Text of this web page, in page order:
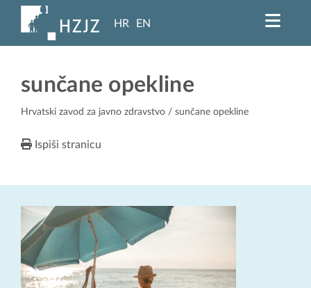
HR EN
sunčane opekline
Hrvatski zavod za javno zdravstvo / sunčane opekline
Ispiši stranicu